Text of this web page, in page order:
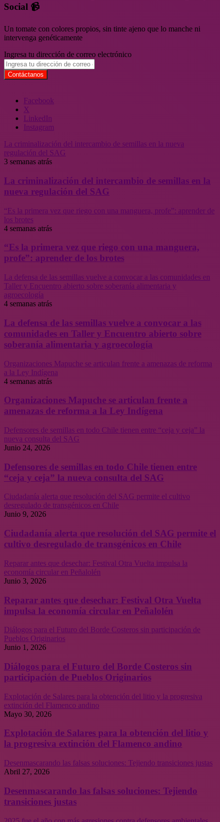
Social 📹
Un tomate con colores propios, sin tinte ajeno que lo manche ni
intervenga genéticamente
Ingresa tu dirección de correo electrónico
Facebook
X
LinkedIn
Instagram
La criminalización del intercambio de semillas en la nueva
regulación del SAG
3 semanas atrás
La criminalización del intercambio de semillas en la
nueva regulación del SAG
“Es la primera vez que riego con una manguera, profe”: aprender de
los brotes
4 semanas atrás
“Es la primera vez que riego con una manguera,
profe”: aprender de los brotes
La defensa de las semillas vuelve a convocar a las comunidades en
Taller y Encuentro abierto sobre soberanía alimentaria y
agroecología
4 semanas atrás
La defensa de las semillas vuelve a convocar a las
comunidades en Taller y Encuentro abierto sobre
soberanía alimentaria y agroecología
Organizaciones Mapuche se articulan frente a amenazas de reforma
a la Ley Indígena
4 semanas atrás
Organizaciones Mapuche se articulan frente a
amenazas de reforma a la Ley Indígena
Defensores de semillas en todo Chile tienen entre “ceja y ceja” la
nueva consulta del SAG
Junio 24, 2026
Defensores de semillas en todo Chile tienen entre
“ceja y ceja” la nueva consulta del SAG
Ciudadanía alerta que resolución del SAG permite el cultivo
desregulado de transgénicos en Chile
Junio 9, 2026
Ciudadanía alerta que resolución del SAG permite el
cultivo desregulado de transgénicos en Chile
Reparar antes que desechar: Festival Otra Vuelta impulsa la
economía circular en Peñalolén
Junio 3, 2026
Reparar antes que desechar: Festival Otra Vuelta
impulsa la economía circular en Peñalolén
Diálogos para el Futuro del Borde Costeros sin participación de
Pueblos Originarios
Junio 1, 2026
Diálogos para el Futuro del Borde Costeros sin
participación de Pueblos Originarios
Explotación de Salares para la obtención del litio y la progresiva
extinción del Flamenco andino
Mayo 30, 2026
Explotación de Salares para la obtención del litio y
la progresiva extinción del Flamenco andino
Desenmascarando las falsas soluciones: Tejiendo transiciones justas
Abril 27, 2026
Desenmascarando las falsas soluciones: Tejiendo
transiciones justas